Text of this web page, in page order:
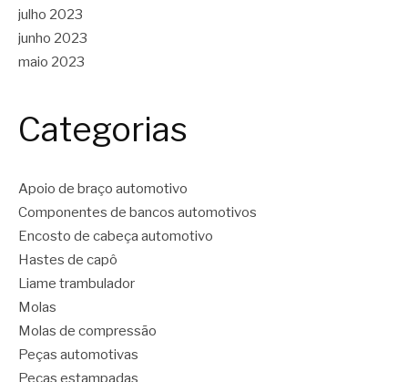
julho 2023
junho 2023
maio 2023
Categorias
Apoio de braço automotivo
Componentes de bancos automotivos
Encosto de cabeça automotivo
Hastes de capô
Liame trambulador
Molas
Molas de compressão
Peças automotivas
Peças estampadas